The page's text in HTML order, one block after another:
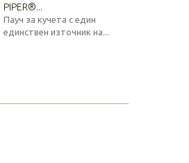
PIPER®...
Пауч за кучета с един
единствен източник на...